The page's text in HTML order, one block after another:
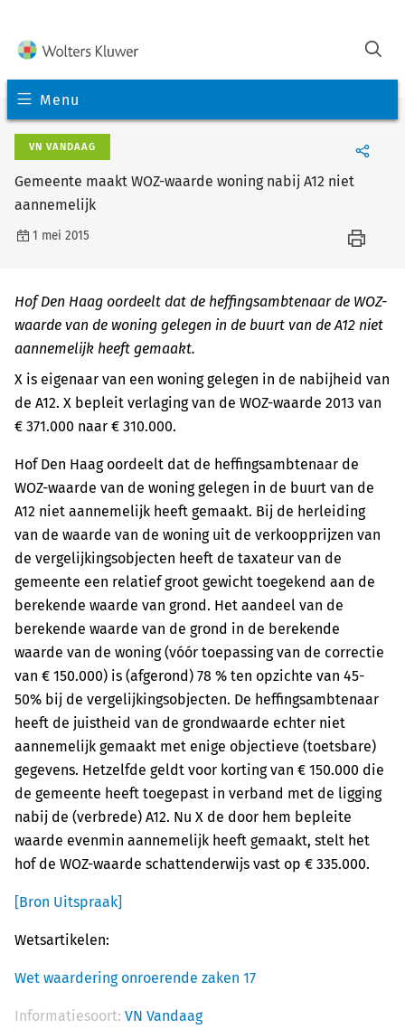
Menu
VN VANDAAG
Gemeente maakt WOZ-waarde woning nabij A12 niet
aannemelijk
1 mei 2015
Hof Den Haag oordeelt dat de heffingsambtenaar de WOZ-
waarde van de woning gelegen in de buurt van de A12 niet
aannemelijk heeft gemaakt.
X is eigenaar van een woning gelegen in de nabijheid van
de A12. X bepleit verlaging van de WOZ-waarde 2013 van
€ 371.000 naar € 310.000.
Hof Den Haag oordeelt dat de heffingsambtenaar de
WOZ-waarde van de woning gelegen in de buurt van de
A12 niet aannemelijk heeft gemaakt. Bij de herleiding
van de waarde van de woning uit de verkoopprijzen van
de vergelijkingsobjecten heeft de taxateur van de
gemeente een relatief groot gewicht toegekend aan de
berekende waarde van grond. Het aandeel van de
berekende waarde van de grond in de berekende
waarde van de woning (vóór toepassing van de correctie
van € 150.000) is (afgerond) 78 % ten opzichte van 45-
50% bij de vergelijkingsobjecten. De heffingsambtenaar
heeft de juistheid van de grondwaarde echter niet
aannemelijk gemaakt met enige objectieve (toetsbare)
gegevens. Hetzelfde geldt voor korting van € 150.000 die
de gemeente heeft toegepast in verband met de ligging
nabij de (verbrede) A12. Nu X de door hem bepleite
waarde evenmin aannemelijk heeft gemaakt, stelt het
hof de WOZ-waarde schattenderwijs vast op € 335.000.
[Bron Uitspraak]
Wetsartikelen:
Wet waardering onroerende zaken 17
Informatiesoort: VN Vandaag